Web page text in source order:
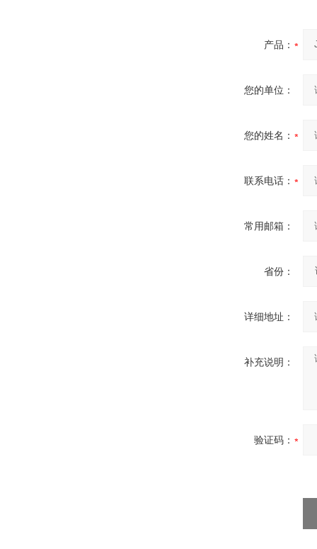
产品：
您的单位：
您的姓名：
联系电话：
常用邮箱：
省份：
详细地址：
补充说明：
验证码：